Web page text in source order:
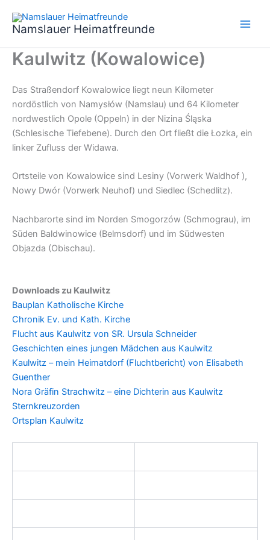
Inhalt
springen
Namslauer Heimatfreunde
Kaulwitz (Kowalowice)
Das Straßendorf Kowalowice liegt neun Kilometer
nordöstlich von Namysłów (Namslau) und 64 Kilometer
nordwestlich Opole (Oppeln) in der Nizina Śląska
(Schlesische Tiefebene). Durch den Ort fließt die Łozka, ein
linker Zufluss der Widawa.
Ortsteile von Kowalowice sind Lesiny (Vorwerk Waldhof ),
Nowy Dwór (Vorwerk Neuhof) und Siedlec (Schedlitz).
Nachbarorte sind im Norden Smogorzów (Schmograu), im
Süden Baldwinowice (Belmsdorf) und im Südwesten
Objazda (Obischau).
Downloads zu Kaulwitz
Bauplan Katholische Kirche
Chronik Ev. und Kath. Kirche
Flucht aus Kaulwitz von SR. Ursula Schneider
Geschichten eines jungen Mädchen aus Kaulwitz
Kaulwitz – mein Heimatdorf (Fluchtbericht) von Elisabeth
Guenther
Nora Gräfin Strachwitz – eine Dichterin aus Kaulwitz
Sternkreuzorden
Ortsplan Kaulwitz